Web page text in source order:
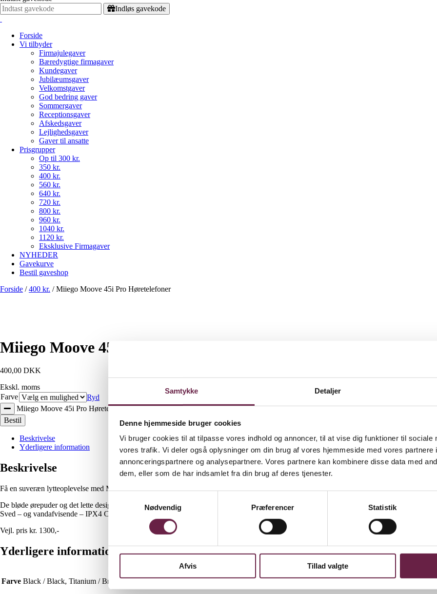
Samtykke Detaljer
Denne hjemmeside bruger cookies
Vi bruger cookies til at tilpasse vores indhold og annoncer, til at vise dig funktioner til sociale
vores trafik. Vi deler også oplysninger om din brug af vores hjemmeside med vores partnere
annonceringspartnere og analysepartnere. Vores partnere kan kombinere disse data med
dem, eller som de har indsamlet fra din brug af deres tjenester.
Nødvendig
Præferencer Statistik
Afvis Tillad valgte
Indløs gavekode
Forside
Vi tilbyder
Firmajulegaver
Bæredygtige firmagaver
Kundegaver
Jubilæumsgaver
Velkomstgaver
God bedring gaver
Sommergaver
Receptionsgaver
Afskedsgaver
Lejlighedsgaver
Gaver til ansatte
Prisgrupper
Op til 300 kr.
350 kr.
400 kr.
560 kr.
640 kr.
720 kr.
800 kr.
960 kr.
1040 kr.
1120 kr.
Eksklusive Firmagaver
NYHEDER
Gavekurve
Bestil gaveshop
Forside /400 kr. /Miiego Moove 45i Pro Høretelefoner
Miiego Moove 45i Pro Høretelefoner
400,00 DKK
Ekskl. moms
Farve
Ryd
Miiego Moove 45i Pro Høretelefoner antal
Bestil
Beskrivelse
Yderligere information
Beskrivelse
Få en suveræn lytteoplevelse med Miiego Moove 45i Pro – elegante, trådløse høretelefoner med aktiv støjreduktion (ANC), der effektivt
De bløde ørepuder og det lette design sikrer komfort hele dagen, mens det kraftfulde batteri giver op til 70 timers spilletid på én opladning.
Sved – og vandafvisende – IPX4 Certificeret
Vejl. pris kr. 1300,-
Yderligere information
Farve Black / Black, Titanium / Brown